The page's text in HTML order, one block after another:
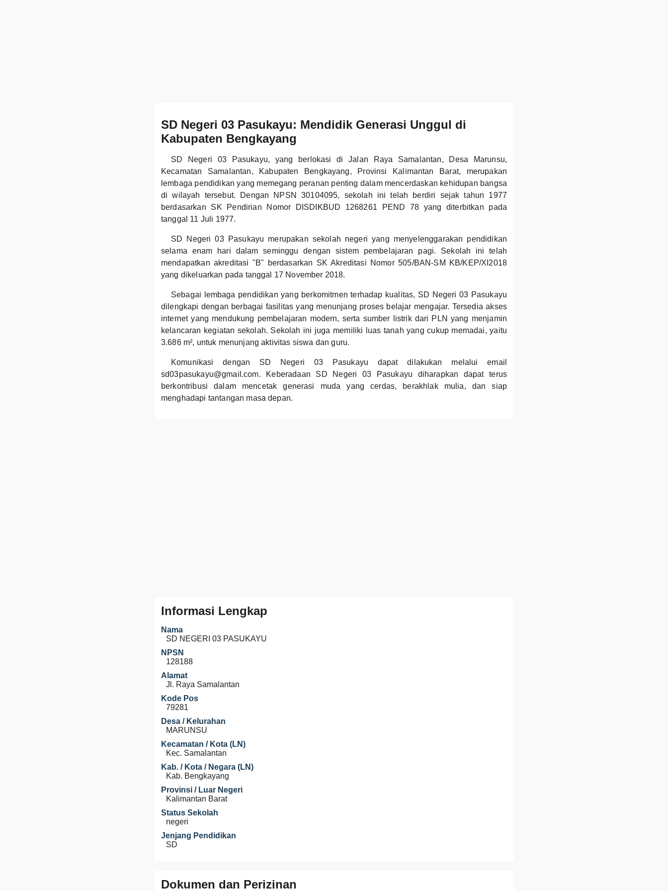
SD Negeri 03 Pasukayu: Mendidik Generasi Unggul di
Kabupaten Bengkayang
SD Negeri 03 Pasukayu, yang berlokasi di Jalan Raya Samalantan, Desa Marunsu,
Kecamatan Samalantan, Kabupaten Bengkayang, Provinsi Kalimantan Barat, merupakan
lembaga pendidikan yang memegang peranan penting dalam mencerdaskan kehidupan bangsa
di wilayah tersebut. Dengan NPSN 30104095, sekolah ini telah berdiri sejak tahun 1977
berdasarkan SK Pendirian Nomor DISDIKBUD 1268261 PEND 78 yang diterbitkan pada
tanggal 11 Juli 1977.
SD Negeri 03 Pasukayu merupakan sekolah negeri yang menyelenggarakan pendidikan
selama enam hari dalam seminggu dengan sistem pembelajaran pagi. Sekolah ini telah
mendapatkan akreditasi "B" berdasarkan SK Akreditasi Nomor 505/BAN-SM KB/KEP/XI2018
yang dikeluarkan pada tanggal 17 November 2018.
Sebagai lembaga pendidikan yang berkomitmen terhadap kualitas, SD Negeri 03 Pasukayu
dilengkapi dengan berbagai fasilitas yang menunjang proses belajar mengajar. Tersedia akses
internet yang mendukung pembelajaran modern, serta sumber listrik dari PLN yang menjamin
kelancaran kegiatan sekolah. Sekolah ini juga memiliki luas tanah yang cukup memadai, yaitu
3.686 m², untuk menunjang aktivitas siswa dan guru.
Komunikasi dengan SD Negeri 03 Pasukayu dapat dilakukan melalui email
sd03pasukayu@gmail.com. Keberadaan SD Negeri 03 Pasukayu diharapkan dapat terus
berkontribusi dalam mencetak generasi muda yang cerdas, berakhlak mulia, dan siap
menghadapi tantangan masa depan.
Informasi Lengkap
Nama
SD NEGERI 03 PASUKAYU
NPSN
128188
Alamat
Jl. Raya Samalantan
Kode Pos
79281
Desa / Kelurahan
MARUNSU
Kecamatan / Kota (LN)
Kec. Samalantan
Kab. / Kota / Negara (LN)
Kab. Bengkayang
Provinsi / Luar Negeri
Kalimantan Barat
Status Sekolah
negeri
Jenjang Pendidikan
SD
Dokumen dan Perizinan